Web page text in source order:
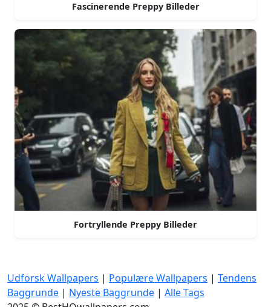
Fascinerende Preppy Billeder
Fortryllende Preppy Billeder
Udforsk Wallpapers | Populære Wallpapers | Tendens
Baggrunde | Nyeste Baggrunde | Alle Tags